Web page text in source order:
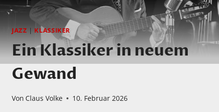
JAZZ | KLASSIKER
Ein Klassiker in neuem
Gewand
Von Claus Volke 10. Februar 2026